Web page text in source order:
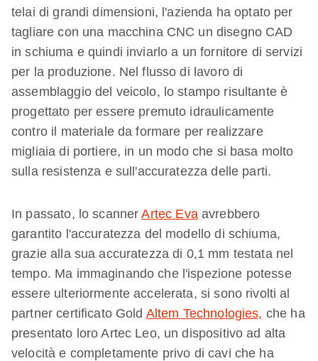
telai di grandi dimensioni, l'azienda ha optato per
tagliare con una macchina CNC un disegno CAD
in schiuma e quindi inviarlo a un fornitore di servizi
per la produzione. Nel flusso di lavoro di
assemblaggio del veicolo, lo stampo risultante è
progettato per essere premuto idraulicamente
contro il materiale da formare per realizzare
migliaia di portiere, in un modo che si basa molto
sulla resistenza e sull'accuratezza delle parti.
In passato, lo scannerArtec Evaavrebbero
garantito l'accuratezza del modello di schiuma,
grazie alla sua accuratezza di 0,1 mm testata nel
tempo. Ma immaginando che l'ispezione potesse
essere ulteriormente accelerata, si sono rivolti al
partner certificato Gold Altem Technologies, che ha
presentato loro Artec Leo, un dispositivo ad alta
velocità e completamente privo di cavi che ha